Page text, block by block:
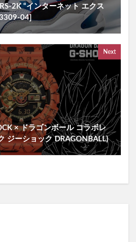
2K “インターネット エクス
04]
Next
× ドラゴンボール コラボレ
ジーショック DRAGONBALL)